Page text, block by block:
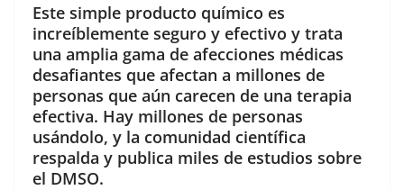
Este simple producto químico es
increíblemente seguro y efectivo y trata
una amplia gama de afecciones médicas
desafiantes que afectan a millones de
personas que aún carecen de una terapia
efectiva. Hay millones de personas
usándolo, y la comunidad científica
respalda y publica miles de estudios sobre
el DMSO.